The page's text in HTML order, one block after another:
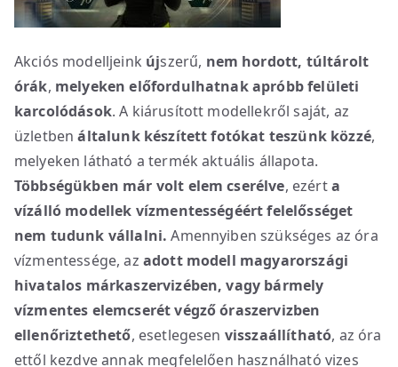
Akciós modelljeink újszerű, nem hordott, túltárolt
órák, melyeken előfordulhatnak apróbb felületi
karcolódások. A kiárusított modellekről saját, az
üzletbenáltalunk készített fotókat teszünk közzé,
melyeken látható a termék aktuális állapota.
Többségükben már volt elem cserélve, ezérta
vízálló modellek vízmentességéért felelősséget
nem tudunk vállalni. Amennyiben szükséges az óra
vízmentessége, az adott modell magyarországi
hivatalos márkaszervizében, vagy bármely
vízmentes elemcserét végző óraszervizben
ellenőriztethető, esetlegesen visszaállítható, az óra
ettől kezdve annak megfelelően használható vizes